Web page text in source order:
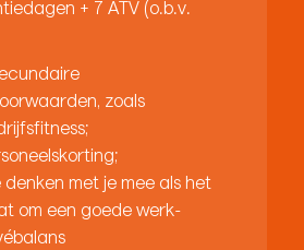
+ 7 ATV (o.b.v.
zoals
denken met je mee als het
om een goede werk-